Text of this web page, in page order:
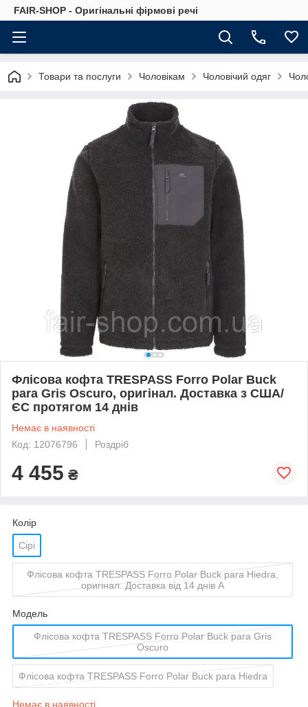
FAIR-SHOP - Оригінальні фірмові речі
Товари та послуги Чоловікам Чоловічий одяг
Флісова кофта TRESPASS Forro Polar Buck
para Gris Oscuro, оригінал. Доставка з США/
ЄС протягом 14 днів
Немає в наявності
Код: 12076796
Роздріб
4 455 ₴
Колір
Сірі
Флісова кофта TRESPASS Forro Polar Buck para Hiedra,
оригінал. Доставка від 14 днів A
Мoдель
Флісова кофта TRESPASS Forro Polar Buck para Gris
Oscuro
Флісова кофта TRESPASS Forro Polar Buck para Hiedra
Немає в наявності